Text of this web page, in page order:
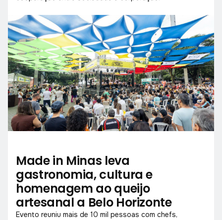
Made in Minas leva
gastronomia, cultura e
homenagem ao queijo
artesanal a Belo Horizonte
Evento reuniu mais de 10 mil pessoas com chefs,